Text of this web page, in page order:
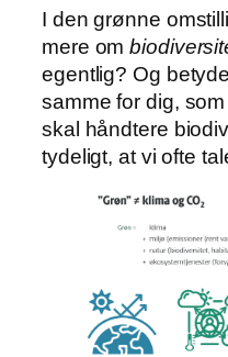
I den grønne
mere om
egentlig? Og
samme for dig,
skal håndtere
tydeligt, at vi ofte